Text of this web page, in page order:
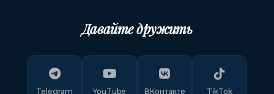
Давайте дружить
Telegram YouTube ВКонтакте TikTok